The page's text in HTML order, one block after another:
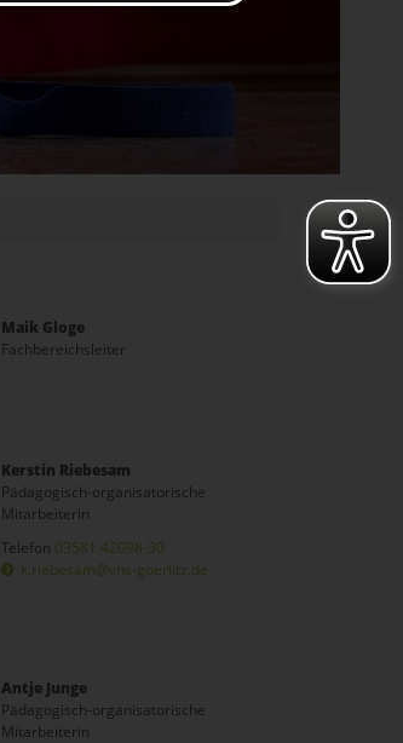
Maik Gloge
Fachbereichsleiter
Kerstin Riebesam
Pädagogisch-organisatorische
Mitarbeiterin
Telefon 03581 42098-30
k.riebesam@vhs-goerlitz.de
Antje Junge
Pädagogisch-organisatorische
Mitarbeiterin